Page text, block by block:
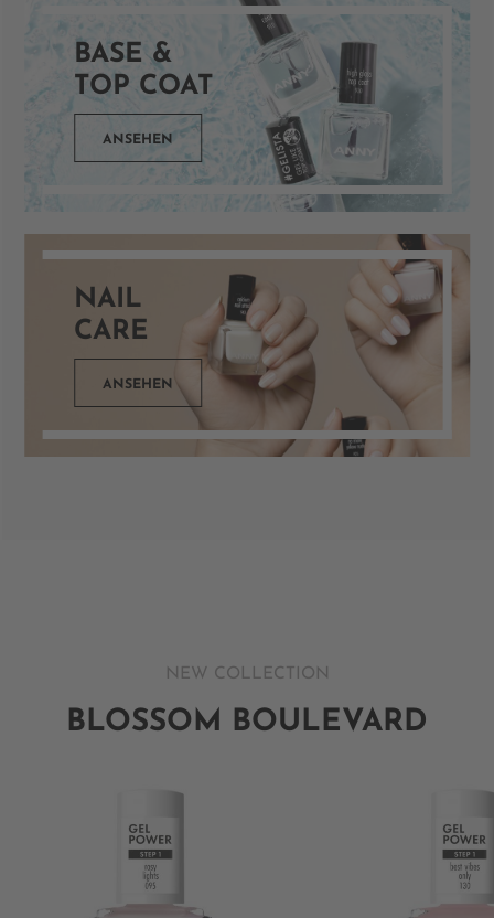
BASE &
TOP COAT
ANSEHEN
NAIL
CARE
ANSEHEN
NEW COLLECTION
BLOSSOM BOULEVARD